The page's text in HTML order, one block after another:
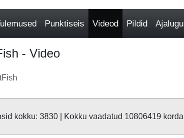
Punktiseis Videod Pildid Ajalugu
- Video
kokku: 3830 | Kokku vaadatud 10806419 korda